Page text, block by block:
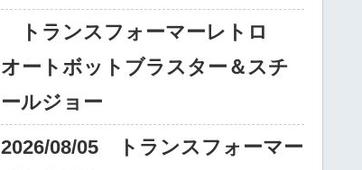
トランスフォーマーレトロ
オートボットブラスター＆スチ
ールジョー
2026/08/05 トランスフォーマー